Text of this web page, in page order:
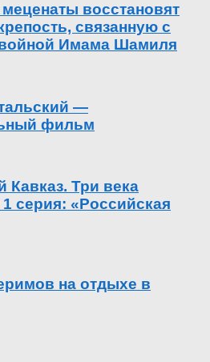
восстановят
связанную с
войной Имама Шамиля
—
фильм
Кавказ. Три века
серия: «Российская
на отдыхе в